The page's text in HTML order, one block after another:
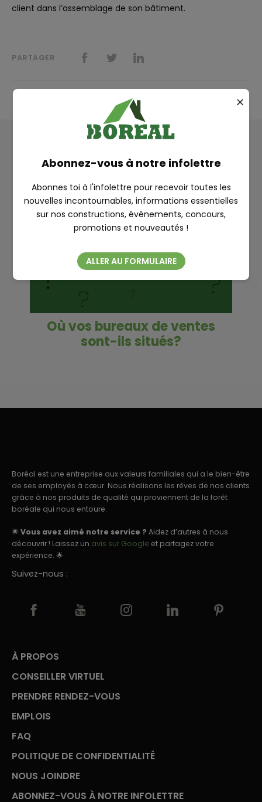
client dans l’assemblage de son bâtiment.
PARTAGER
Autres articles
Où vos bureaux de ventes
sont-ils situés?
Abonnez-vous à notre infolettre
Abonnes toi à l'infolettre pour recevoir toutes les
nouvelles incontournables, informations essentielles
sur nos constructions, événements, concours,
promotions et nouveautés !
ALLER AU FORMULAIRE
✕
Boréal est une entreprise aux valeurs familiales qui a le bien-être
de ses employés à cœur. Nous réalisons les rêves de nos clients
grâce à nos produits de qualité qui proviennent de la forêt
boréale qui nous entoure.
🌟Vous avez aimé notre service ? Aidez d’autres à nous
découvrir ! Laissez un avis sur Google et partagez votre
expérience. 🌟
Suivez-nous :
À PROPOS
CONSEILLER VIRTUEL
PRENDRE RENDEZ-VOUS
EMPLOIS
FAQ
POLITIQUE DE CONFIDENTIALITÉ
NOUS JOINDRE
ABONNEZ-VOUS À NOTRE INFOLETTRE
Fermer